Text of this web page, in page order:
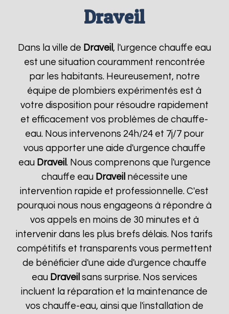
Draveil
Dans la ville de Draveil , l'urgence chauffe eau
est une situation couramment rencontrée
par les habitants. Heureusement, notre
équipe de plombiers expérimentés est à
votre disposition pour résoudre rapidement
et efficacement vos problèmes de chauffe-
eau. Nous intervenons 24h/24 et 7j/7 pour
vous apporter une aide d'urgence chauffe
eau Draveil . Nous comprenons que l'urgence
chauffe eau Draveil nécessite une
intervention rapide et professionnelle. C'est
pourquoi nous nous engageons à répondre à
vos appels en moins de 30 minutes et à
intervenir dans les plus brefs délais. Nos tarifs
compétitifs et transparents vous permettent
de bénéficier d'une aide d'urgence chauffe
eau Draveil sans surprise. Nos services
incluent la réparation et la maintenance de
vos chauffe-eau, ainsi que l'installation de